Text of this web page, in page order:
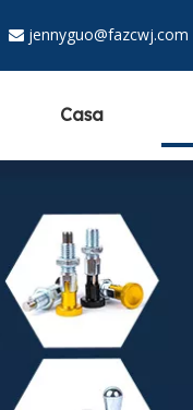
 jennyguo@fazcwj.com
Casa